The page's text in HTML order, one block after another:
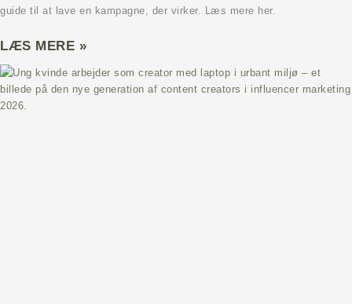
guide til at lave en kampagne, der virker. Læs mere her.
LÆS MERE »